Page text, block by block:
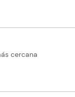
cercana